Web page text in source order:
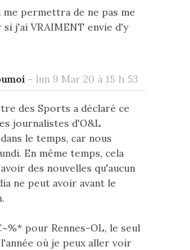
me permettra de ne pas me
si j'ai VRAIMENT envie d'y
- lun 9 Mar 20 à 15 h 53
des Sports a déclaré ce
journalistes d'O&L
le temps, car nous
En même temps, cela
des nouvelles qu'aucun
ne peut avoir avant le
pour Rennes-OL, le seul
où je peux aller voir